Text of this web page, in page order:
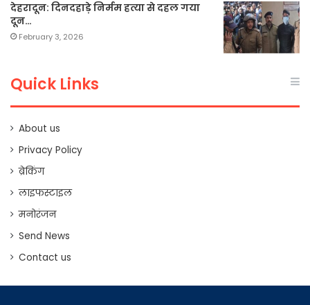
देहरादून: दिनदहाड़े निर्मम हत्या से दहल गया
दून…
February 3, 2026
Quick Links
About us
Privacy Policy
ब्रेकिंग
लाइफस्टाइल
मनोरंजन
Send News
Contact us